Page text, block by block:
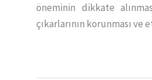
öneminin dikkate
çıkarlarının korunması